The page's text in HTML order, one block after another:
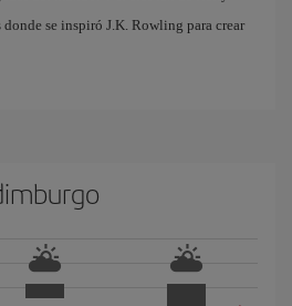
donde se inspiró J.K. Rowling para crear